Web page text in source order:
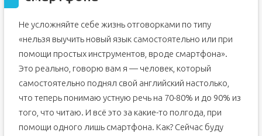
Не усложняйте себе жизнь отговорками по типу
«нельзя выучить новый язык самостоятельно или при
помощи простых инструментов, вроде смартфона».
Это реально, говорю вам я — человек, который
самостоятельно поднял свой английский настолько,
что теперь понимаю устную речь на 70-80% и до 90% из
того, что читаю. И всё это за какие-то полгода, при
помощи одного лишь смартфона. Как? Сейчас буду